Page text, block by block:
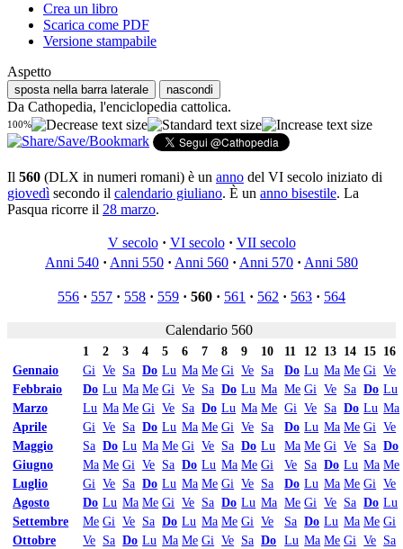
Crea un libro
Scarica come PDF
Versione stampabile
Aspetto
sposta nella barra laterale nascondi
Da Cathopedia, l'enciclopedia cattolica.
100%
Il 560 (DLX in numeri romani) è un anno del VI secolo iniziato di
giovedì secondo il calendario giuliano. È un anno bisestile. La
Pasqua ricorre il 28 marzo.
V secolo· VI secolo· VII secolo
Anni 540 · Anni 550 · Anni 560 · Anni 570 · Anni 580
556 · 557 · 558 · 559 · 560 · 561 · 562 · 563 · 564
Calendario 560
1 2 3 4 5 6 7 8 9 10 11 12 13 14 15 16
Gennaio
Gi Ve Sa Do Lu Ma Me Gi Ve Sa Do Lu Ma Me Gi Ve
Febbraio
Do Lu Ma Me Gi Ve Sa Do Lu Ma Me Gi Ve Sa Do Lu
Marzo
Lu Ma Me Gi Ve Sa Do Lu Ma Me Gi Ve Sa Do Lu Ma
Aprile
Gi Ve Sa Do Lu Ma Me Gi Ve Sa Do Lu Ma Me Gi Ve
Maggio
Sa Do Lu Ma Me Gi Ve Sa Do Lu Ma Me Gi Ve Sa Do
Giugno
Ma Me Gi Ve Sa Do Lu Ma Me Gi Ve Sa Do Lu Ma Me
Luglio
Gi Ve Sa Do Lu Ma Me Gi Ve Sa Do Lu Ma Me Gi Ve
Agosto
Do Lu Ma Me Gi Ve Sa Do Lu Ma Me Gi Ve Sa Do Lu
Settembre
Me Gi Ve Sa Do Lu Ma Me Gi Ve Sa Do Lu Ma Me Gi
Ottobre
Ve Sa Do Lu Ma Me Gi Ve Sa Do Lu Ma Me Gi Ve Sa